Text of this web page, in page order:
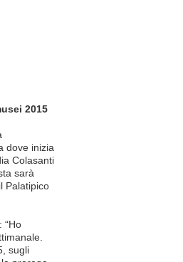
2015
dove inizia
Colasanti
sarà
Palatipico
“Ho
sugli